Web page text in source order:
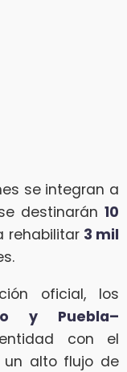
se integran a
destinarán10
rehabilitar 3 mil
oficial, los
y Puebla–
con el
un alto flujo de